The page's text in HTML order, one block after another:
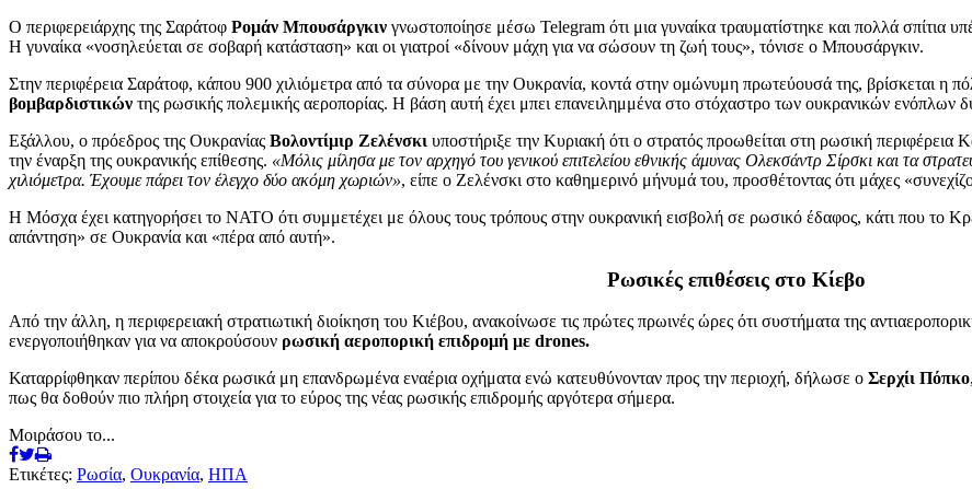
Ο περιφερειάρχης της Σαράτοφ Ρομάν Μπουσάργκιν γνωστοποίησε μέσω Telegram ότι μια γυναίκα τραυματίστηκε και πολλά σπίτια
Η γυναίκα «νοσηλεύεται σε σοβαρή κατάσταση» και οι γιατροί «δίνουν μάχη για να σώσουν τη ζωή τους», τόνισε ο Μπουσάργκιν.
Στην περιφέρεια Σαράτοφ, κάπου 900 χιλιόμετρα από τα σύνορα με την Ουκρανία, κοντά στην ομώνυμη πρωτεύουσά της, βρίσκεται η
βομβαρδιστικών της ρωσικής πολεμικής αεροπορίας. Η βάση αυτή έχει μπει επανειλημμένα στο στόχαστρο των ουκρανικών
Εξάλλου, ο πρόεδρος της Ουκρανίας Βολοντίμιρ Ζελένσκι υποστήριξε την Κυριακή ότι ο στρατός προωθείται στη ρωσική
την έναρξη της ουκρανικής επίθεσης. «Μόλις μίλησα με τον αρχηγό του γενικού επιτελείου εθνικής άμυνας Ολεκσάντρ Σίρσκι και τα
χιλιόμετρα. Έχουμε πάρει τον έλεγχο δύο ακόμη χωριών», είπε ο Ζελένσκι στο καθημερινό μήνυμά του, προσθέτοντας ότι μάχες
Η Μόσχα έχει κατηγορήσει το ΝΑΤΟ ότι συμμετέχει με όλους τους τρόπους στην ουκρανική εισβολή σε ρωσικό έδαφος, κάτι που το
απάντηση» σε Ουκρανία και «πέρα από αυτή».
Ρωσικές επιθέσεις στο Κίεβο
Από την άλλη, η περιφερειακή στρατιωτική διοίκηση του Κιέβου, ανακοίνωσε τις πρώτες πρωινές ώρες ότι συστήματα της
ενεργοποιήθηκαν για να αποκρούσουν ρωσική αεροπορική επιδρομή με drones.
Καταρρίφθηκαν περίπου δέκα ρωσικά μη επανδρωμένα εναέρια οχήματα ενώ κατευθύνονταν προς την περιοχή, δήλωσε ο Σερχίι Πόπκο
πως θα δοθούν πιο πλήρη στοιχεία για το εύρος της νέας ρωσικής επιδρομής αργότερα σήμερα.
Μοιράσου το...
Ετικέτες: Ρωσία, Ουκρανία, ΗΠΑ